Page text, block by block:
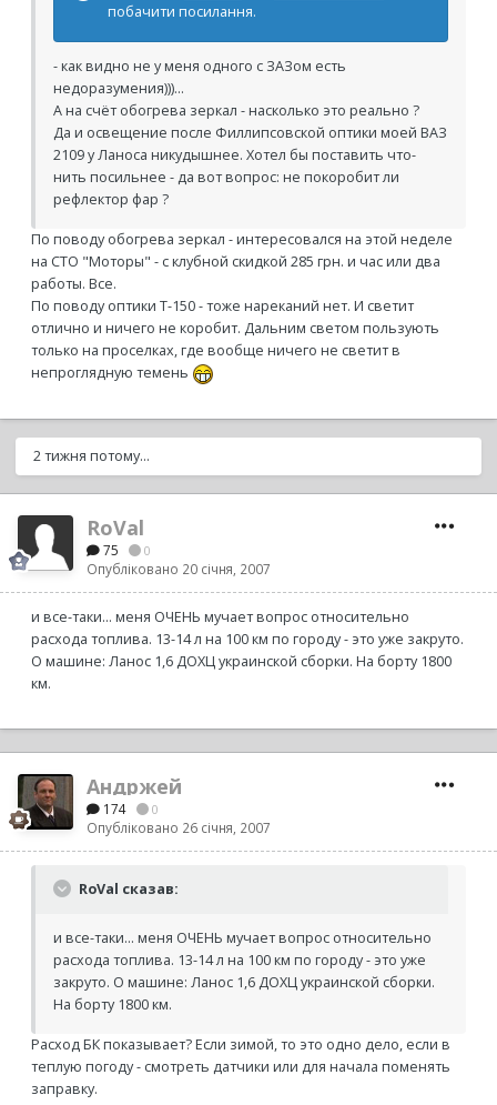
побачити посилання.
- как видно не у меня одного с ЗАЗом есть
недоразумения)))...
А на счёт обогрева зеркал - насколько это реально ?
Да и освещение после Филлипсовской оптики моей ВАЗ
2109 у Ланоса никудышнее. Хотел бы поставить что-
нить посильнее - да вот вопрос: не покоробит ли
рефлектор фар ?
По поводу обогрева зеркал - интересовался на этой неделе
на СТО "Моторы" - с клубной скидкой 285 грн. и час или два
работы. Все.
По поводу оптики Т-150 - тоже нареканий нет. И светит
отлично и ничего не коробит. Дальним светом пользують
только на проселках, где вообще ничего не светит в
непроглядную темень
2 тижня потому...
RoVal
75 0
Опубліковано 20 січня, 2007
и все-таки... меня ОЧЕНЬ мучает вопрос относительно
расхода топлива. 13-14 л на 100 км по городу - это уже закруто.
О машине: Ланос 1,6 ДОХЦ украинской сборки. На борту 1800
км.
Андржей
174 0
Опубліковано 26 січня, 2007
RoVal сказав:
и все-таки... меня ОЧЕНЬ мучает вопрос относительно
расхода топлива. 13-14 л на 100 км по городу - это уже
закруто. О машине: Ланос 1,6 ДОХЦ украинской сборки.
На борту 1800 км.
Расход БК показывает? Если зимой, то это одно дело, если в
теплую погоду - смотреть датчики или для начала поменять
заправку.